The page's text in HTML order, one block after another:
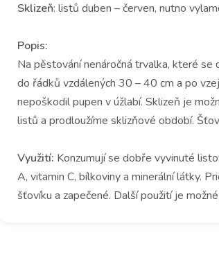
Sklizeň: listů duben – červen, nutno
Popis:
Na pěstování nenáročná trvalka, které se
do řádků vzdálených 30 – 40 cm a po
nepoškodil pupen v úžlabí. Sklizeň je
listů a prodloužíme sklizňové období.
Využití: Konzumují se dobře vyvinuté
A, vitamin C, bílkoviny a minerální látky.
šťovíku a zapečené. Další použití je